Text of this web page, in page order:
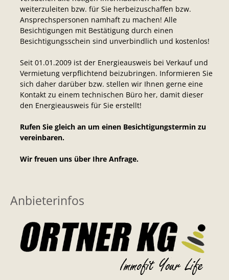
weiterzuleiten bzw. für Sie herbeizuschaffen bzw.
Ansprechspersonen namhaft zu machen! Alle
Besichtigungen mit Bestätigung durch einen
Besichtigungsschein sind unverbindlich und kostenlos!
Seit 01.01.2009 ist der Energieausweis bei Verkauf und
Vermietung verpflichtend beizubringen. Informieren Sie
sich daher darüber bzw. stellen wir Ihnen gerne eine
Kontakt zu einem technischen Büro her, damit dieser
den Energieausweis für Sie erstellt!
Rufen Sie gleich an um einen Besichtigungstermin zu
vereinbaren.
Wir freuen uns über Ihre Anfrage.
Anbieterinfos